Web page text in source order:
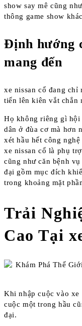
show say mê cũng
thông game show
Định hướng
mang đến
xe nissan cổ đang chỉ
tiến lên kiên vắt chắn
Họ không riêng gì hội
dân ở đùa cơ mà hơn
xét hầu hết công
xe nissan cổ là phụ
cũng như căn bệnh
đại gồm mục đích
trong khoảng mặt
Trải
Cao Tại
Khi nhập cuộc vào xe
cuộc một trong hầu
đại.